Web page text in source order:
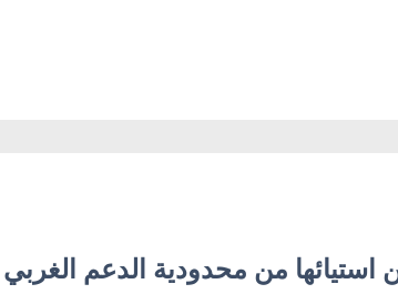
استيائها من محدودية الدعم الغربي